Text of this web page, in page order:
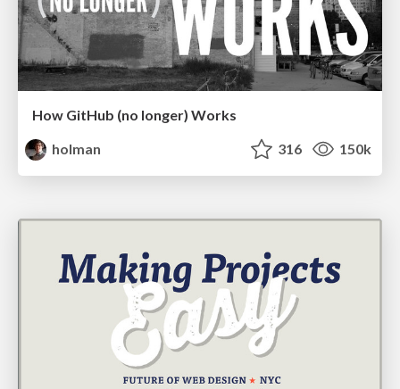
How GitHub (no longer) Works
holman
316 150k